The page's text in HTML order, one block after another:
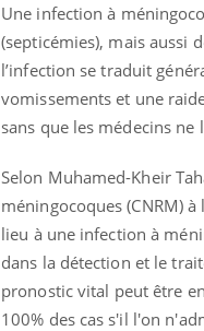
Une infection à
(septicémies), mais aussi
l’infection se traduit
vomissements et une
sans que les médecins
Selon Muhamed-Kheir
méningocoques (CNRM)
lieu à une infection à
dans la détection et le
pronostic vital peut être
100% des cas s'il l'on